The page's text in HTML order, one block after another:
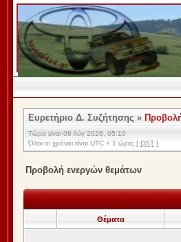
Ευρετήριο Δ. Συζήτησης »
Τώρα είναι 08 Αύγ 2026, 05:10
Όλοι οι χρόνοι είναι UTC + 1 ώρες [ DST ]
Προβολή ενεργών θεμάτων
Θέματα